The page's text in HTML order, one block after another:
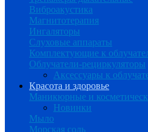
Виброакустика
Магнитотерапия
Ингаляторы
Слуховые аппараты
Комплектующие к
Облучатели-рециркуляторы
Аксессуары к
Красота и здоровье
Маникюрные и
Новинки
Мыло
Морская соль